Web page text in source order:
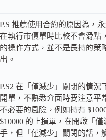
P.S 推薦使用合約的原因為，
在執行市價單時比較不會滑點
的操作方式，並不是長持的策
出。
P.S2 在「僅減少」關閉的情況
開單，不熟悉介面時要注意平
不必要的風險，例如持有
$10000 的止損單，在開啟「
手，但「僅減少」關閉的話，